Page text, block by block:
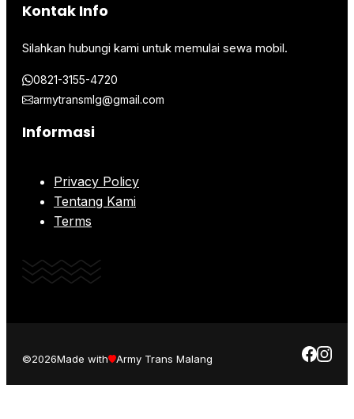
Kontak Info
Silahkan hubungi kami untuk memulai sewa mobil.
0821-3155-4720
armytransmlg@gmail.com
Informasi
Privacy Policy
Tentang Kami
Terms
©2026Made with Army Trans Malang